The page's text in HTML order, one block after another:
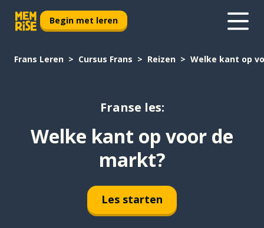
Begin met leren
Frans Leren Cursus Frans Reizen Welke kant op
Franse les:
Welke kant op voor de
markt?
Les starten